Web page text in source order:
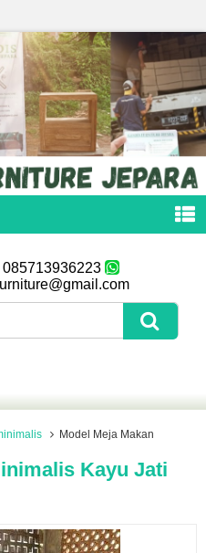
085713936223
Model Meja Makan
Kayu Jati